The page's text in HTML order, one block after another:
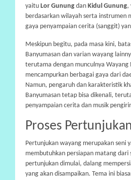
yaitu Lor Gunung dan Kidul Gunung,
berdasarkan wilayah serta instrumen
gaya penyampaian cerita (sanggit)
Meskipun begitu, pada masa kini,
Banyumasan dan varian wayang
terutama dengan munculnya Wayang
mencampurkan berbagai gaya dari
Namun, pengaruh dan karakteristik
Banyumasan tetap bisa dikenali,
penyampaian cerita dan musik
Proses
Pertunjukan wayang merupakan seni
membutuhkan persiapan matang dari
pertunjukan dimulai, dalang
yang akan disampaikan. Tema ini